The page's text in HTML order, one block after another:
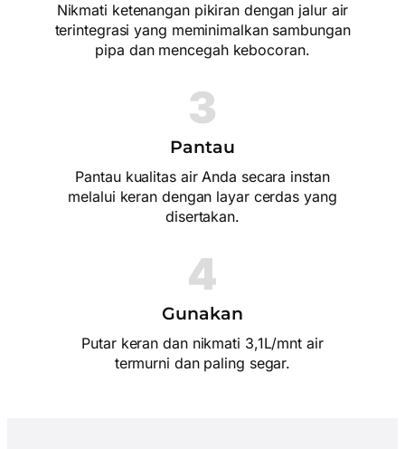
Nikmati ketenangan pikiran dengan jalur air
terintegrasi yang meminimalkan sambungan
pipa dan mencegah kebocoran.
3
Pantau
Pantau kualitas air Anda secara instan
melalui keran dengan layar cerdas yang
disertakan.
4
Gunakan
Putar keran dan nikmati 3,1L/mnt air
termurni dan paling segar.